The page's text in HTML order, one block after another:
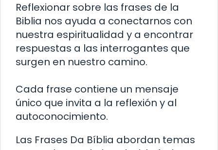
Reflexionar sobre las frases de la
Biblia nos ayuda a conectarnos con
nuestra espiritualidad y a encontrar
respuestas a las interrogantes que
surgen en nuestro camino.
Cada frase contiene un mensaje
único que invita a la reflexión y al
autoconocimiento.
Las Frases Da Bíblia abordan temas